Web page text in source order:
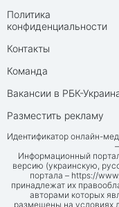
Политика
конфиденциальности
Контакты
Команда
Вакансии в РБК-
Разместить рекламу
Идентификатор онлайн-
Информационный
версию (украинскую,
портала – https://
принадлежат их
авторами которых
размещены на условиях